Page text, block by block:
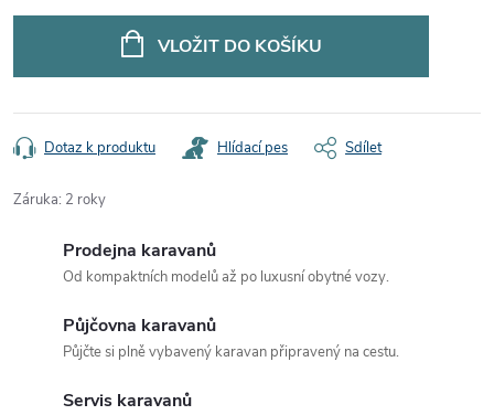
VLOŽIT DO KOŠÍKU
Dotaz k produktu Hlídací pes Sdílet
Záruka: 2 roky
Prodejna karavanů
Od kompaktních modelů až po luxusní obytné vozy.
Půjčovna karavanů
Půjčte si plně vybavený karavan připravený na cestu.
Servis karavanů